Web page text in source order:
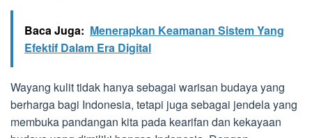
Baca Juga: Menerapkan Keamanan Sistem Yang
Efektif Dalam Era Digital
Wayang kulit tidak hanya sebagai warisan budaya yang
berharga bagi Indonesia, tetapi juga sebagai jendela yang
membuka pandangan kita pada kearifan dan kekayaan